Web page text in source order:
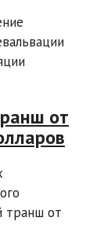
от
транш от